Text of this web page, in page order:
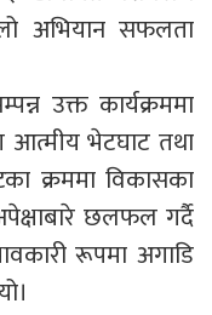
अभियान सफलता
उक्त कार्यक्रममा
आत्मीय भेटघाट तथा
क्रममा विकासका
छलफल गर्दै
रूपमा अगाडि